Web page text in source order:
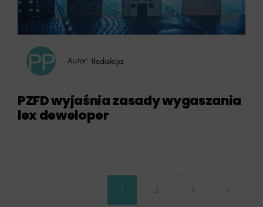
Autor: Redakcja
PZFD wyjaśnia zasady wygaszania
lex deweloper
1 2 3